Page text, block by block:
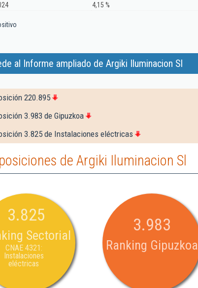
4,15 %
al Informe ampliado de Argiki Iluminacion Sl
220.895
3.983 de Gipuzkoa
3.825 de Instalaciones eléctricas
de Argiki Iluminacion Sl
3.825
Sectorial
CNAE 4321:
Instalaciones
eléctricas
3.983
Ranking Gipuzkoa